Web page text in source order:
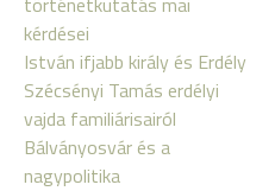
kérdései
István ifjabb király és Erdély
Szécsényi Tamás erdélyi
vajda familiárisairól
Bálványosvár és a
nagypolitika